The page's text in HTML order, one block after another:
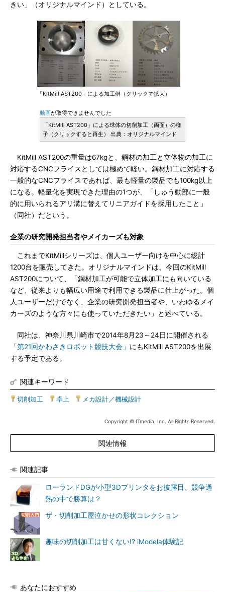
きい」（オリジナルマインド）としている。
「KitMill AST200」による加工例（クリックで拡大）
動画が取得できませんでした
「KitMill AST200」による球体の切削加工（両面）の様
子（クリックすると再生） 出典：オリジナルマインド
KitMill AST200の重量は67kgと、鋼材の加工と立体物の加工に
対応するCNCフライスとしては極めて軽い。鋼材加工に対応する
一般的なCNCフライスであれば、最も軽量の製品でも100kg以上
になる。軽量化を実現できた理由の1つが、「しゅう動部に一般
的に用いられるアリ溝に替えてリニアガイドを採用したこと」
（同社）だという。
企業の研究開発担当者やメイカーズも対象
これまでKitMillシリーズは、個人ユーザー向けを中心に総計
1200台を販売してきた。オリジナルマインドは、今回のKitMill
AST200について、「鋼材加工が可能で立体加工にも向いている
など、従来よりも幅広い用途で利用できる製品に仕上がった。個
人ユーザーだけでなく、企業の研究開発担当者や、いわゆるメイ
カーズのような方々にも使っていただきたい」と述べている。
同社は、神奈川県川崎市で2014年8月23～24日に開催される
「第21回かわさきロボット競技大会」 にもKitMill AST200を出展
する予定である。
関連キーワード
切削加工 卓上 メカ設計／機械設計
Copyright © ITmedia, Inc. All Rights Reserved.
関連情報
関連記事
ローランドDGが小型3Dプリンタをお披露目、競争過
熱の中で勝算は？
ザ・切削加工屋泣かせの形状コレクション
趣味の切削加工は甘くない!? iModela体験記
あなたにおすすめ